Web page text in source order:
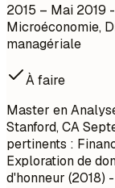
2015 – Mai 2019
Microéconomie,
managériale
À faire
Master en
Stanford, CA
pertinents :
Exploration de
d'honneur (2018)